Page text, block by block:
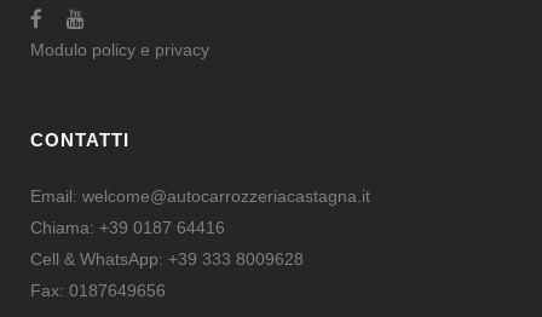
Modulo policy e privacy
CONTATTI
Email: welcome@autocarrozzeriacastagna.it
Chiama: +39 0187 64416
Cell & WhatsApp: +39 333 8009628
Fax: 0187649656